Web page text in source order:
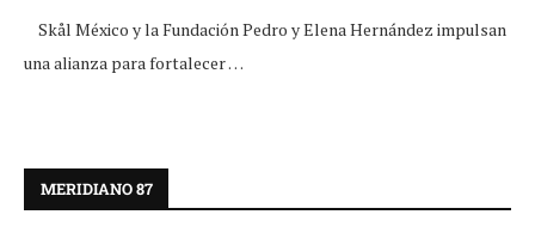
Skål México y la Fundación Pedro y Elena Hernández impulsan
una alianza para fortalecer …
MERIDIANO 87